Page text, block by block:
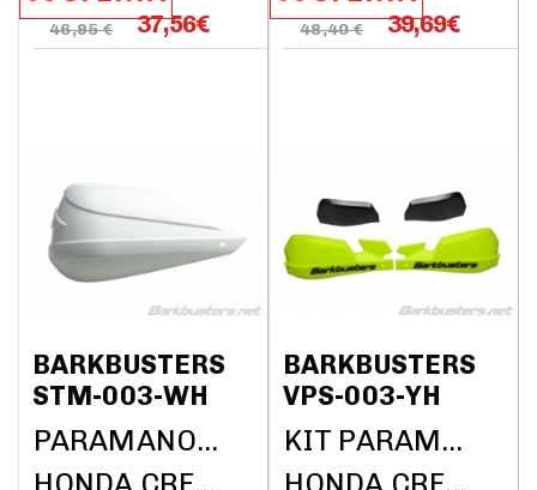
46,95 € 37,56€
BARKBUSTERS
STM-003-WH
PARAMANOS BARKBUSTERS (SÓLO PLÁSTICOS)
HONDA CRF1000L AFRICA TWIN DCT ABS 2018
48,40 € 39,69€
BARKBUSTERS
VPS-003-YH
KIT PARAMANOS BARKBUSTERS (SIN BARRAS)
HONDA CRF1000L AFRICA TWIN DCT ABS 2018